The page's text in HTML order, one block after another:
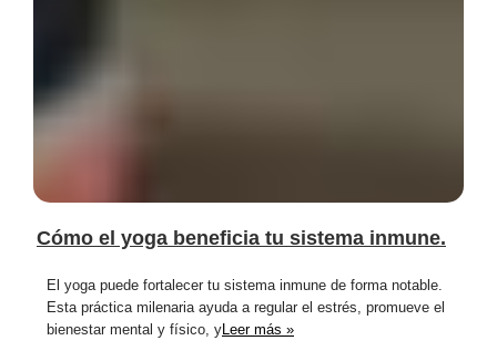
Cómo el yoga beneficia tu sistema inmune.
El yoga puede fortalecer tu sistema inmune de forma notable.
Esta práctica milenaria ayuda a regular el estrés, promueve el
bienestar mental y físico, yLeer más »